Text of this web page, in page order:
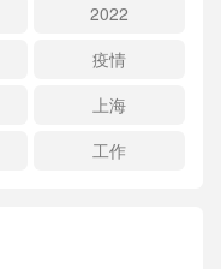
2022
疫情
上海
工作